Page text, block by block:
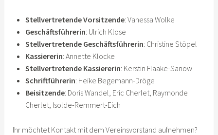
Stellvertretende Vorsitzende: Vanessa Wolke
Geschäftsführerin: Ulrich Klose
Stellvertretende Geschäftsführerin: Christine Stöpel
Kassiererin: Annette Klocke
Stellvertretende Kassiererin: Kerstin Flaake-Sanow
Schriftführerin: Heike Begemann-Dröge
Beisitzende: Doris Wandel, Eric Cherlet, Raymonde
Cherlet, Isolde-Remmert-Eich
Ihr möchtet Kontakt mit dem Vereinsvorstand aufnehmen?